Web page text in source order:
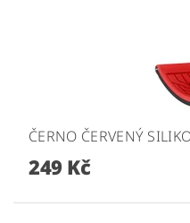
ČERNO ČERVENÝ
249 Kč